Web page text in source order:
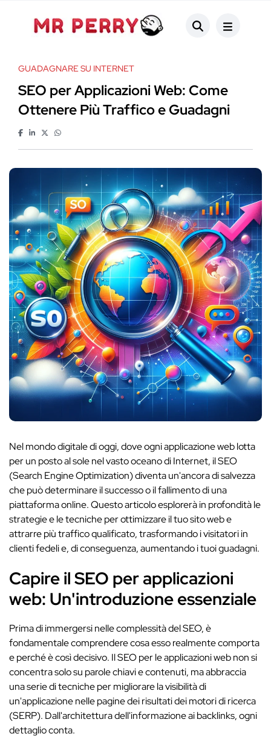
GUADAGNARE SU INTERNET
SEO per Applicazioni Web: Come
Ottenere Più Traffico e Guadagni
Nel mondo digitale di oggi, dove ogni applicazione web lotta
per un posto al sole nel vasto oceano di Internet, il SEO
(Search Engine Optimization) diventa un'ancora di salvezza
che può determinare il successo o il fallimento di una
piattaforma online. Questo articolo esplorerà in profondità le
strategie e le tecniche per ottimizzare il tuo sito web e
attrarre più traffico qualificato, trasformando i visitatori in
clienti fedeli e, di conseguenza, aumentando i tuoi guadagni.
Capire il SEO per applicazioni
web: Un'introduzione essenziale
Prima di immergersi nelle complessità del SEO, è
fondamentale comprendere cosa esso realmente comporta
e perché è così decisivo. Il SEO per le applicazioni web non si
concentra solo su parole chiavi e contenuti, ma abbraccia
una serie di tecniche per migliorare la visibilità di
un'applicazione nelle pagine dei risultati dei motori di ricerca
(SERP). Dall'architettura dell'informazione ai backlinks, ogni
dettaglio conta.